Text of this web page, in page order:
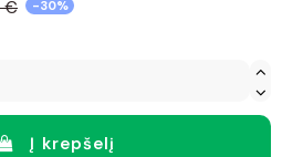
€ -30%
Į krepšelį